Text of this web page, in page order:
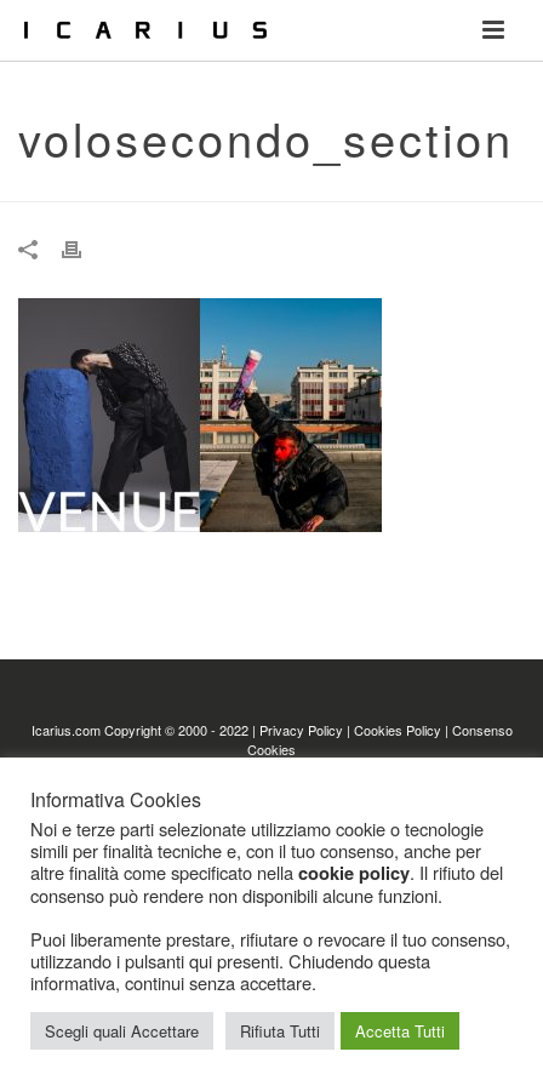
volosecondo_section
Icarius.com Copyright © 2000 - 2022 | Privacy Policy | Cookies Policy | Consenso
Cookies
Informativa Cookies
Noi e terze parti selezionate utilizziamo cookie o tecnologie
simili per finalità tecniche e, con il tuo consenso, anche per
altre finalità come specificato nellacookie policy. Il rifiuto del
consenso può rendere non disponibili alcune funzioni.
Puoi liberamente prestare, rifiutare o revocare il tuo consenso,
utilizzando i pulsanti qui presenti. Chiudendo questa
informativa, continui senza accettare.
Scegli quali Accettare Rifiuta Tutti Accetta Tutti